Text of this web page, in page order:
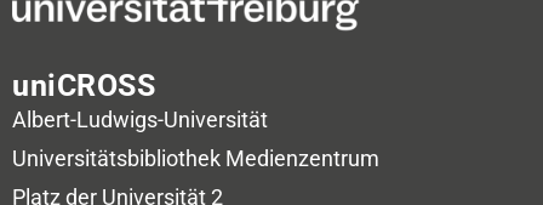
uniCROSS
Albert-Ludwigs-Universität
Universitätsbibliothek Medienzentrum
Platz der Universität 2